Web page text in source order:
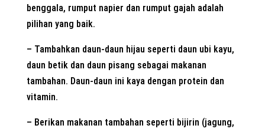
benggala, rumput napier dan rumput gajah adalah
pilihan yang baik.
– Tambahkan daun-daun hijau seperti daun ubi kayu,
daun betik dan daun pisang sebagai makanan
tambahan. Daun-daun ini kaya dengan protein dan
vitamin.
– Berikan makanan tambahan seperti bijirin (jagung,